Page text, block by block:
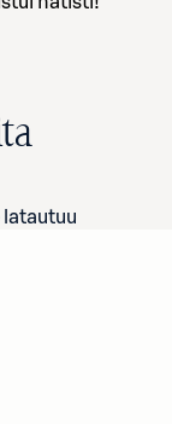
latautuu